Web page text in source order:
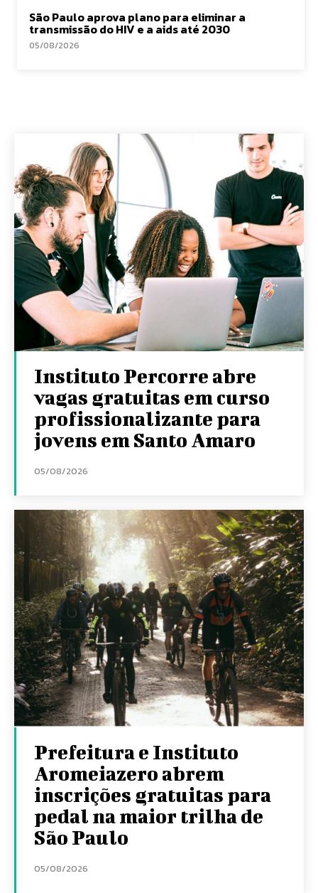
São Paulo aprova plano para eliminar a
transmissão do HIV e a aids até 2030
05/08/2026
Instituto Percorre abre
vagas gratuitas em curso
profissionalizante para
jovens em Santo Amaro
05/08/2026
Prefeitura e Instituto
Aromeiazero abrem
inscrições gratuitas para
pedal na maior trilha de
São Paulo
05/08/2026